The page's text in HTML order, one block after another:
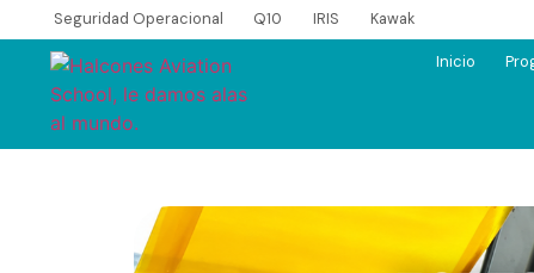
Seguridad Operacional Q10 IRIS Kawak
Inicio